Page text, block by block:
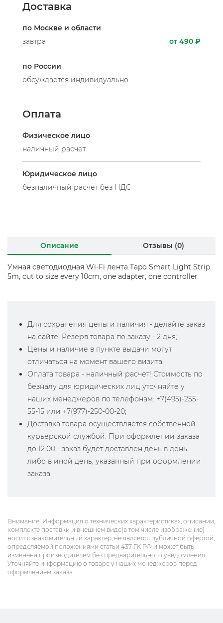
Доставка
по Москве и области
завтра
от 490 ₽
по России
обсуждается индивидуально
Оплата
Физическое лицо
наличный расчет
Юридическое лицо
безналичный расчет без НДС
Описание Отзывы (0)
Умная светодиодная Wi-Fi лента Tapo Smart Light Strip
5m, cut to size every 10cm, one adapter, one controller
Для сохранения цены и наличия - делайте заказ
на сайте. Резерв товара по заказу - 2 дня;
Цены и наличие в пункте выдачи могут
отличаться на момент вашего визита;
Оплата товара - наличный расчет! Стоимость по
безналу для юридических лиц уточняйте у
наших менеджеров по телефонам: +7(495)-255-
55-15 или +7(977)-250-00-20;
Доставка товара осуществляется собственной
курьерской службой. При оформлении заказа
до 12:00 - заказ будет доставлен день в день,
либо в иной день, указанный при оформлении
заказа.
Внимание! Информация о технических характеристиках, описании,
комплекте поставки и внешнем виде(в том числе изображение)
носит ознакомительный характер, не является публичной офертой,
определяемой положениями статьи 437 ГК РФ и может быть
изменена производителем без предварительного уведомления.
Уточняйте информацию о товаре у наших менеджеров перед
оформлением заказа.